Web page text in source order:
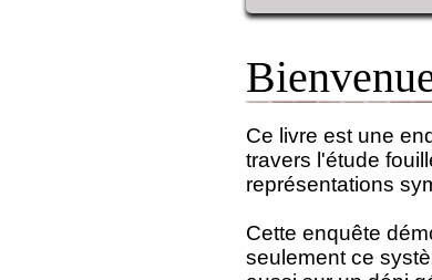
Ce livre est une
travers l'étude
représentations
Cette enquête
seulement ce